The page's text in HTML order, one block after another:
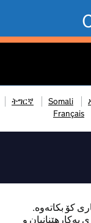
Somali
ትግርኛ
Français
کۆ بکاتەوە.
بەکارهێنانیان و